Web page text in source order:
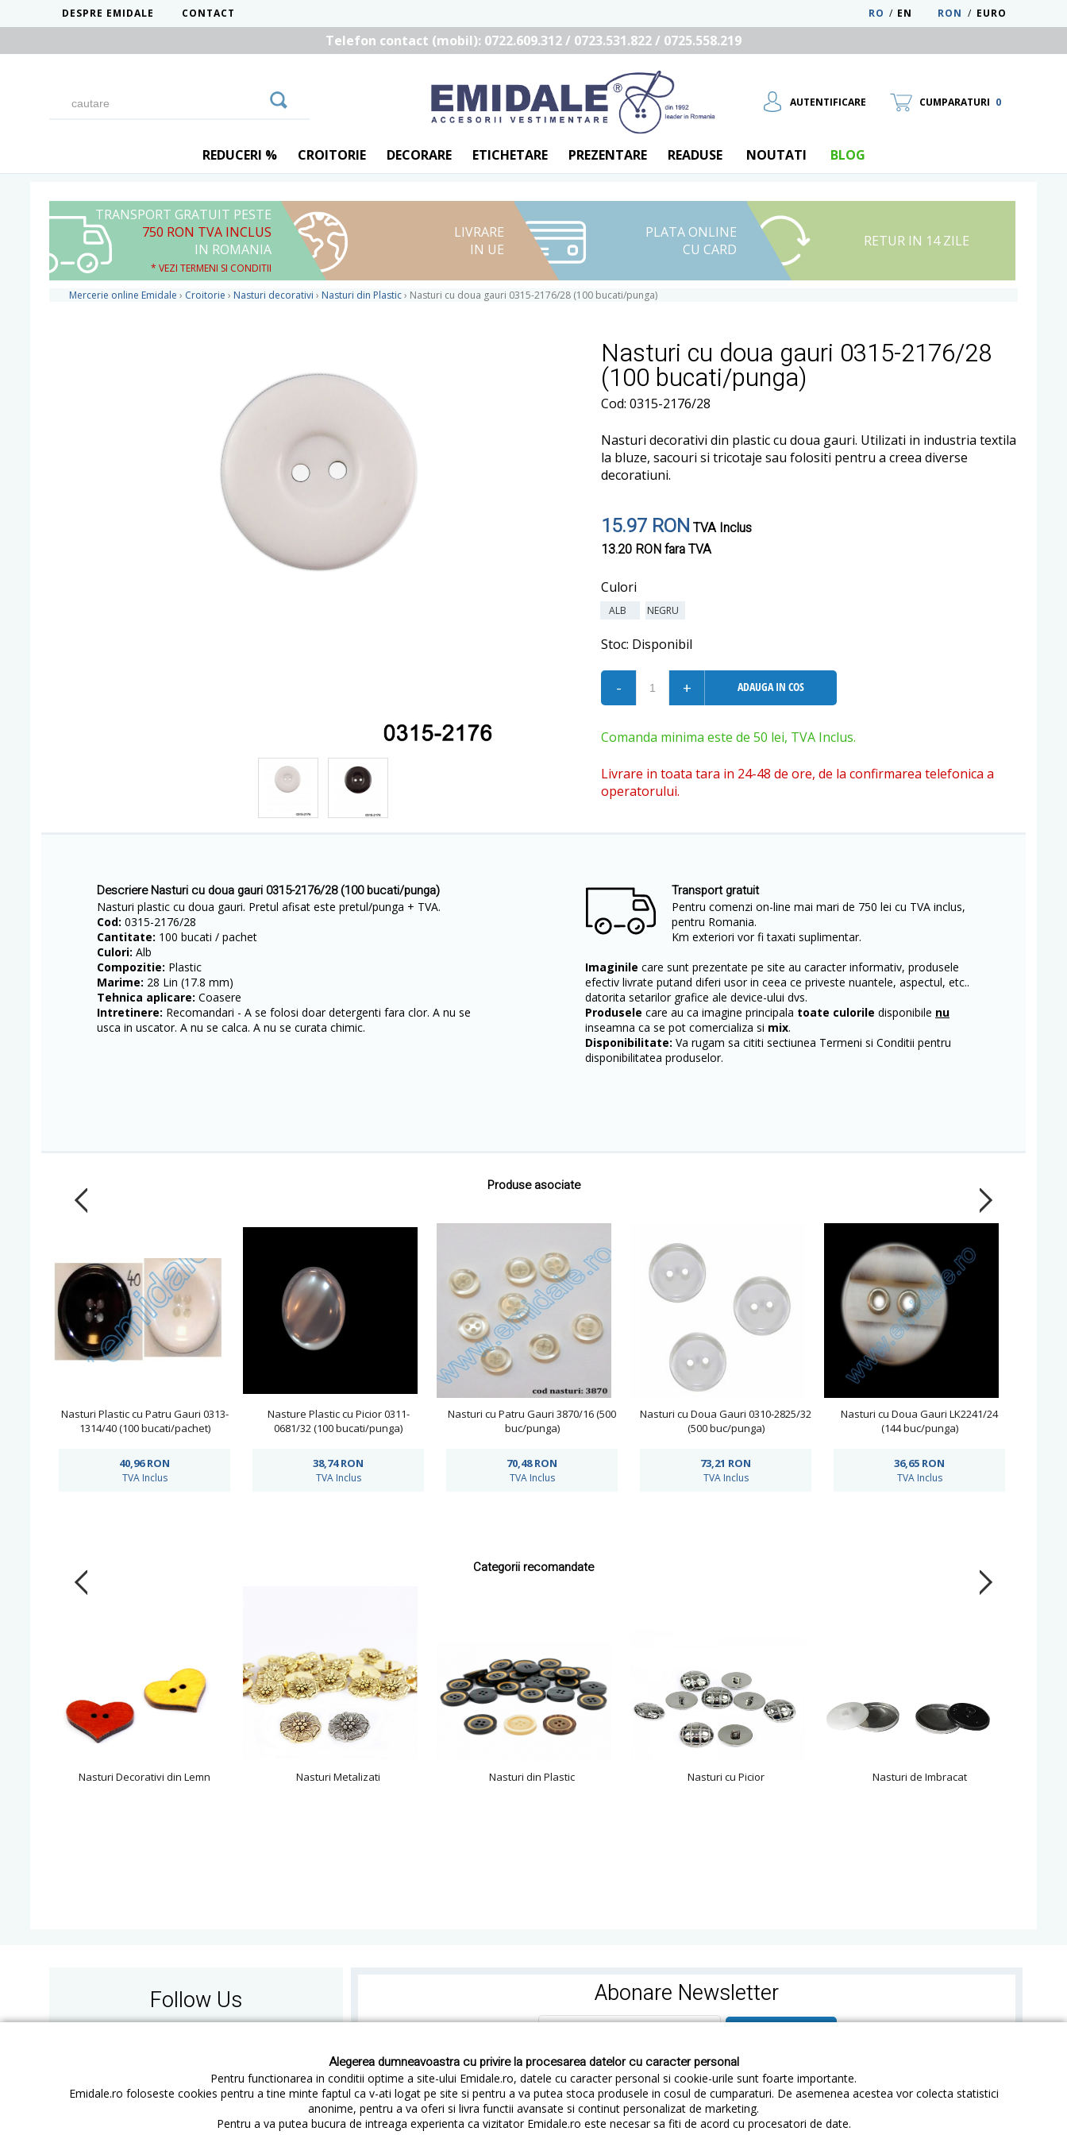
Alegerea dumneavoastra cu privire la procesarea datelor cu caracter personal
Pentru functionarea in conditii optime a site-ului Emidale.ro, datele cu caracter personal si cookie-urile sunt foarte importante.
Emidale.ro foloseste cookies pentru a tine minte faptul ca v-ati logat pe site si pentru a va putea stoca produsele in cosul de cumparaturi. De asemenea acestea vor colecta statistici
anonime, pentru a va oferi si livra functii avansate si continut personalizat de marketing.
Pentru a va putea bucura de intreaga experienta ca vizitator Emidale.ro este necesar sa fiti de acord cu procesatori de date.
DESPRE EMIDALE CONTACT RON / EURO
EN
/
RO
Telefon contact (mobil): 0722.609.312 / 0723.531.822 / 0725.558.219
AUTENTIFICARE
UTILIZATOR NOU
RECUPEREAZA PAROLA
CUMPARATURI 0
REDUCERI % CROITORIE DECORARE ETICHETARE PREZENTARE READUSE NOUTATI BLOG
TRANSPORT GRATUIT PESTE
750 RON TVA INCLUS
IN ROMANIA
* VEZI TERMENI SI CONDITII
LIVRARE
IN UE
PLATA ONLINE
CU CARD
RETUR IN 14 ZILE
Mercerie online Emidale › Croitorie › Nasturi decorativi › Nasturi din Plastic› Nasturi cu doua gauri 0315-2176/28 (100 bucati/punga)
Nasturi cu doua gauri 0315-2176/28
(100 bucati/punga)
Cod: 0315-2176/28
Nasturi decorativi din plastic cu doua gauri. Utilizati in industria textila
la bluze, sacouri si tricotaje sau folositi pentru a creea diverse
decoratiuni.
15.97 RON TVA Inclus
13.20 RONfara TVA
Culori
ALB NEGRU
Stoc: Disponibil
- + ADAUGA IN COS
Comanda minima este de 50 lei, TVA Inclus.
Livrare in toata tara in 24-48 de ore, de la confirmarea telefonica a
operatorului.
Descriere Nasturi cu doua gauri 0315-2176/28 (100 bucati/punga)
Nasturi plastic cu doua gauri. Pretul afisat este pretul/punga + TVA.
Cod: 0315-2176/28
Cantitate: 100 bucati / pachet
Culori: Alb
Compozitie: Plastic
Marime: 28 Lin (17.8 mm)
Tehnica aplicare: Coasere
Intretinere: Recomandari - A se folosi doar detergenti fara clor. A nu se
usca in uscator. A nu se calca. A nu se curata chimic.
Transport gratuit
Pentru comenzi on-line mai mari de 750 lei cu TVA inclus,
pentru Romania.
Km exteriori vor fi taxati suplimentar.
Imaginile care sunt prezentate pe site au caracter informativ, produsele
efectiv livrate putand diferi usor in ceea ce priveste nuantele, aspectul, etc..
datorita setarilor grafice ale device-ului dvs.
Produsele care au ca imagine principala toate culorile disponibile nu
inseamna ca se pot comercializa si mix.
Disponibilitate: Va rugam sa cititi sectiunea Termeni si Conditii pentru
disponibilitatea produselor.
Produse asociate
Nasturi Plastic cu Patru Gauri 0313-
1314/40 (100 bucati/pachet)
40,96RON
TVA Inclus
Nasture Plastic cu Picior 0311-
0681/32 (100 bucati/punga)
38,74RON
TVA Inclus
Nasturi cu Patru Gauri 3870/16 (500
buc/punga)
70,48RON
TVA Inclus
Nasturi cu Doua Gauri 0310-2825/32
(500 buc/punga)
73,21 RON
TVA Inclus
Nasturi cu Doua Gauri LK2241/24
(144 buc/punga)
36,65 RON
TVA Inclus
Categorii recomandate
Nasturi Decorativi din Lemn Nasturi Metalizati Nasturi din Plastic Nasturi cu Picior Nasturi de Imbracat
Follow Us Abonare Newsletter
Cum cumperi Cum platesc Cum livram Cum returnezi Termeni si Conditii Confidentialitate Sitemap